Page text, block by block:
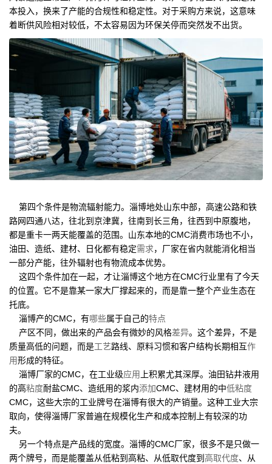
本投入，换来了产能的合规性和稳定性。对于采购方来说，这意味
着断供风险相对较低，不太容易因为环保关停而突然发不出货。
第四个条件是物流辐射能力。淄博地处山东中部，高速公路和铁
路网四通八达，往北到京津冀，往南到长三角，往西到中原腹地，
都是重卡一两天能覆盖的范围。山东本地的CMC消费市场也不小，
油田、造纸、建材、日化都有稳定需求，厂家在省内就能消化相当
一部分产能，往外辐射也有物流成本优势。
这四个条件加在一起，才让淄博这个地方在CMC行业里有了今天
的位置。它不是靠某一家大厂撑起来的，而是靠一整个产业生态在
托底。
淄博产的CMC，有哪些属于自己的特点
产区不同，做出来的产品会有微妙的风格差异。这个差异，不是
质量高低的问题，而是工艺路线、原料习惯和客户结构长期相互作
用形成的特征。
淄博厂家的CMC，在工业级应用 上积累尤其深厚。油田钻井液用
的高粘度耐盐CMC、造纸用的浆内添加CMC、建材用的中低粘度
CMC，这些大宗的工业牌号在淄博有很大的产销量。这种工业大宗
取向，使得淄博厂家普遍在规模化生产和成本控制上有较深的功
夫。
另一个特点是产品线的宽度。淄博的CMC厂家，很多不是只做一
两个牌号，而是能覆盖从低粘到高粘、从低取代度到 高取代度、从